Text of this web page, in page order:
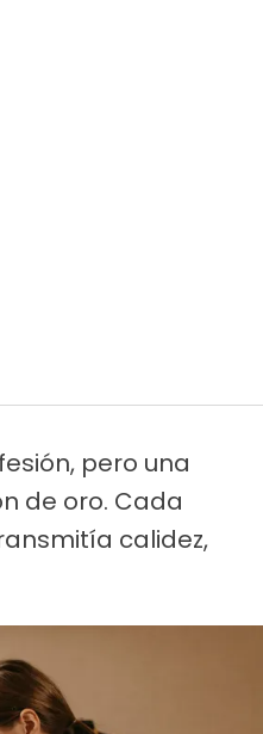
pero una
de oro. Cada
calidez,